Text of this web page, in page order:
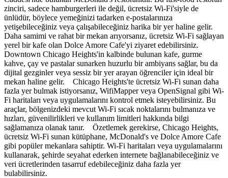
zinciri, sadece hamburgerleri ile değil, ücretsiz Wi-Fi'siyle de
ünlüdür, böylece yemeğinizi tadarken e-postalarınıza
yetişebileceğiniz veya çalışabileceğiniz harika bir yer haline gelir.
Daha samimi ve rahat bir mekan arıyorsanız, ücretsiz Wi-Fi sağlayan
yerel bir kafe olan Dolce Amore Cafe'yi ziyaret edebilirsiniz.
Downtown Chicago Heights'in kalbinde bulunan kafe, gurme
kahve, çay ve pastalar sunarken huzurlu bir ambiyans sağlar, bu da
dijital gezginler veya sessiz bir yer arayan öğrenciler için ideal bir
mekan haline gelir. Chicago Heights'te ücretsiz Wi-Fi sunan daha
fazla yer bulmak istiyorsanız, WifiMapper veya OpenSignal gibi Wi-
Fi haritaları veya uygulamalarını kontrol etmek isteyebilirsiniz. Bu
araçlar, bölgenizdeki mevcut Wi-Fi sıcak noktalarını bulmanıza ve
hızları, güvenilirlikleri ve kullanım limitleri hakkında bilgi
sağlamanıza olanak tanır. Özetlemek gerekirse, Chicago Heights,
ücretsiz Wi-Fi sunan kütüphane, McDonald's ve Dolce Amore Cafe
gibi popüler mekanlara sahiptir. Wi-Fi haritaları veya uygulamalarını
kullanarak, şehirde seyahat ederken internete bağlanabileceğiniz ve
veri ücretlerinden tasarruf edebileceğiniz daha fazla yer
bulabilirsiniz.